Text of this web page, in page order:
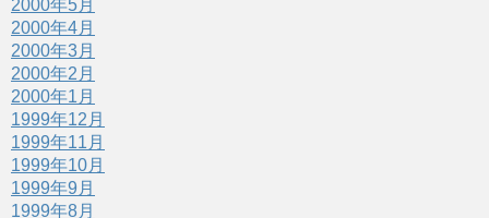
2000年5月
2000年4月
2000年3月
2000年2月
2000年1月
1999年12月
1999年11月
1999年10月
1999年9月
1999年8月